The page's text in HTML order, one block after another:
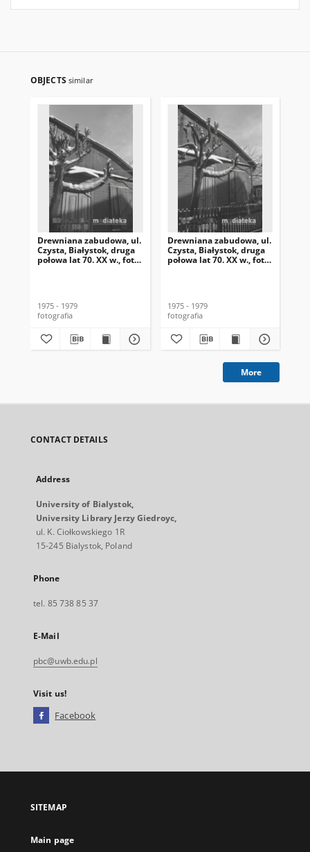
OBJECTS similar
Drewniana zabudowa, ul.
Czysta, Białystok, druga
połowa lat 70. XX w., fot.
1975 - 1979
fotografia
Drewniana zabudowa, ul.
Czysta, Białystok, druga
połowa lat 70. XX w., fot.
1975 - 1979
fotografia
More
CONTACT DETAILS
Address
University of Bialystok,
University Library Jerzy Giedroyc,
ul. K. Ciołkowskiego 1R
15-245 Bialystok, Poland
Phone
tel. 85 738 85 37
E-Mail
pbc@uwb.edu.pl
Visit us!
Facebook
open
new
SITEMAP
Main page